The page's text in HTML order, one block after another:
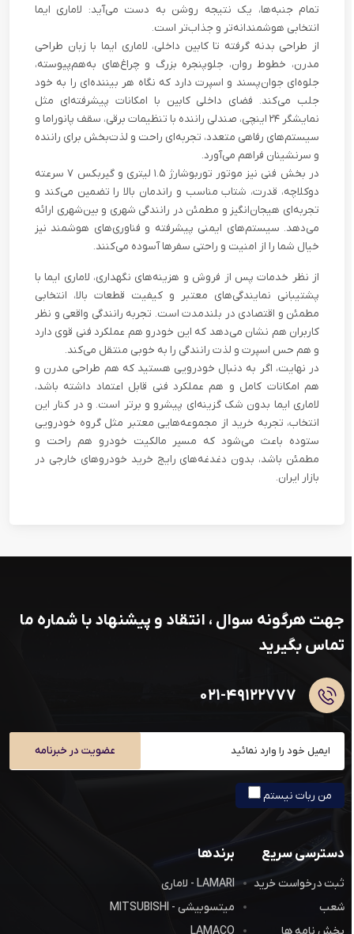
تمام جنبه‌ها، یک نتیجه روشن به دست می‌آید: لاماری ایما
انتخابی هوشمندانه‌تر و جذاب‌تر است.
از طراحی بدنه گرفته تا کابین داخلی، لاماری ایما با زبان طراحی
مدرن، خطوط روان، جلوپنجره بزرگ و چراغ‌های به‌هم‌پیوسته،
جلوه‌ای جوان‌پسند و اسپرت دارد که نگاه هر بیننده‌ای را به خود
جلب می‌کند. فضای داخلی کابین با امکانات پیشرفته‌ای مثل
نمایشگر ۲۴ اینچی، صندلی راننده با تنظیمات برقی، سقف پانوراما و
سیستم‌های رفاهی متعدد، تجربه‌ای راحت و لذت‌بخش برای راننده
و سرنشینان فراهم می‌آورد.
در بخش فنی نیز موتور توربوشارژ ۱.۵ لیتری و گیربکس ۷ سرعته
دوکلاچه، قدرت، شتاب مناسب و راندمان بالا را تضمین می‌کند و
تجربه‌ای هیجان‌انگیز و مطمئن در رانندگی شهری و بین‌شهری ارائه
می‌دهد. سیستم‌های ایمنی پیشرفته و فناوری‌های هوشمند نیز
خیال شما را از امنیت و راحتی سفرها آسوده می‌کنند.
از نظر خدمات پس از فروش و هزینه‌های نگهداری، لاماری ایما با
پشتیبانی نمایندگی‌های معتبر و کیفیت قطعات بالا، انتخابی
مطمئن و اقتصادی در بلندمدت است. تجربه رانندگی واقعی و نظر
کاربران هم نشان می‌دهد که این خودرو هم عملکرد فنی قوی دارد
و هم حس اسپرت و لذت رانندگی را به خوبی منتقل می‌کند.
در نهایت، اگر به دنبال خودرویی هستید که هم طراحی مدرن و
هم امکانات کامل و هم عملکرد فنی قابل اعتماد داشته باشد،
لاماری ایما بدون شک گزینه‌ای پیشرو و برتر است. و در کنار این
انتخاب، تجربه خرید از مجموعه‌هایی معتبر مثل گروه خودرویی
ستوده باعث می‌شود که مسیر مالکیت خودرو هم راحت و
مطمئن باشد، بدون دغدغه‌های رایج خرید خودروهای خارجی در
بازار ایران.
جهت هرگونه سوال ، انتقاد و پیشنهاد با شماره ما
تماس بگیرید
۰۲۱-۴۹۱۲۲۷۷۷
عضویت در خبرنامه
من ربات نیستم
دسترسی سریع
ثبت درخواست خرید
شعب
برندها
LAMARI - لاماری
میتسوبیشی - MITSUBISHI